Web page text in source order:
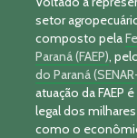
setor
composto pela
Paraná (FAEP),
do Paraná
atuação da FAEP
legal dos
como o